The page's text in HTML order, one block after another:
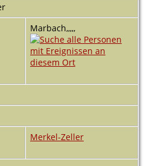
Marbach,,,,,
Merkel-Zeller